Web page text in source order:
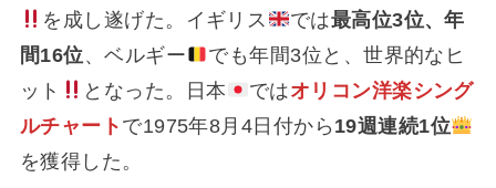
を成し遂げた。イギリス
では最高位3位、年
間16位、ベルギー
でも年間3位と、世界的なヒ
ット
となった。日本 ではオリコン洋楽シング
ルチャート で1975年8月4日付から 19週連続1位
を獲得した。